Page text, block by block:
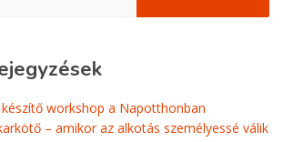
workshop a Napotthonban
– amikor az alkotás személyessé válik